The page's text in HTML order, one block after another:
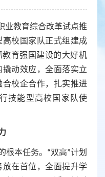
业教育综合改革试点推
校国家队正式组建成
教育强国建设的大好机
动效应，全面落实立
校企合作，扎实推进
技能型高校国家队使
根本任务。 “双高”计划
在首位，全面提升学